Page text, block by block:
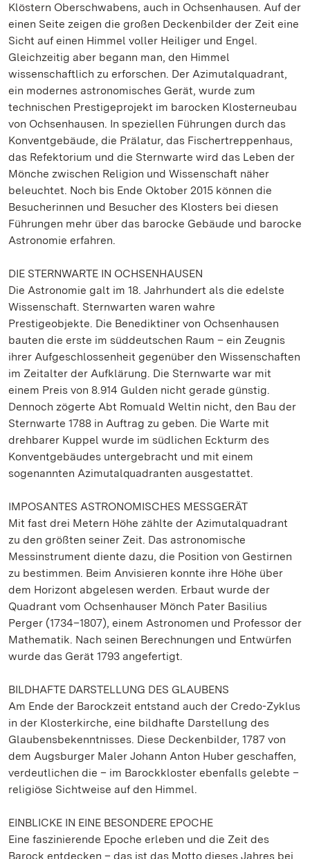
Klöstern Oberschwabens, auch in Ochsenhausen. Auf der
einen Seite zeigen die großen Deckenbilder der Zeit eine
Sicht auf einen Himmel voller Heiliger und Engel.
Gleichzeitig aber begann man, den Himmel
wissenschaftlich zu erforschen. Der Azimutalquadrant,
ein modernes astronomisches Gerät, wurde zum
technischen Prestigeprojekt im barocken Klosterneubau
von Ochsenhausen. In speziellen Führungen durch das
Konventgebäude, die Prälatur, das Fischertreppenhaus,
das Refektorium und die Sternwarte wird das Leben der
Mönche zwischen Religion und Wissenschaft näher
beleuchtet. Noch bis Ende Oktober 2015 können die
Besucherinnen und Besucher des Klosters bei diesen
Führungen mehr über das barocke Gebäude und barocke
Astronomie erfahren.
DIE STERNWARTE IN OCHSENHAUSEN
Die Astronomie galt im 18. Jahrhundert als die edelste
Wissenschaft. Sternwarten waren wahre
Prestigeobjekte. Die Benediktiner von Ochsenhausen
bauten die erste im süddeutschen Raum – ein Zeugnis
ihrer Aufgeschlossenheit gegenüber den Wissenschaften
im Zeitalter der Aufklärung. Die Sternwarte war mit
einem Preis von 8.914 Gulden nicht gerade günstig.
Dennoch zögerte Abt Romuald Weltin nicht, den Bau der
Sternwarte 1788 in Auftrag zu geben. Die Warte mit
drehbarer Kuppel wurde im südlichen Eckturm des
Konventgebäudes untergebracht und mit einem
sogenannten Azimutalquadranten ausgestattet.
IMPOSANTES ASTRONOMISCHES MESSGERÄT
Mit fast drei Metern Höhe zählte der Azimutalquadrant
zu den größten seiner Zeit. Das astronomische
Messinstrument diente dazu, die Position von Gestirnen
zu bestimmen. Beim Anvisieren konnte ihre Höhe über
dem Horizont abgelesen werden. Erbaut wurde der
Quadrant vom Ochsenhauser Mönch Pater Basilius
Perger (1734–1807), einem Astronomen und Professor der
Mathematik. Nach seinen Berechnungen und Entwürfen
wurde das Gerät 1793 angefertigt.
BILDHAFTE DARSTELLUNG DES GLAUBENS
Am Ende der Barockzeit entstand auch der Credo-Zyklus
in der Klosterkirche, eine bildhafte Darstellung des
Glaubensbekenntnisses. Diese Deckenbilder, 1787 von
dem Augsburger Maler Johann Anton Huber geschaffen,
verdeutlichen die – im Barockkloster ebenfalls gelebte –
religiöse Sichtweise auf den Himmel.
EINBLICKE IN EINE BESONDERE EPOCHE
Eine faszinierende Epoche erleben und die Zeit des
Barock entdecken – das ist das Motto dieses Jahres bei